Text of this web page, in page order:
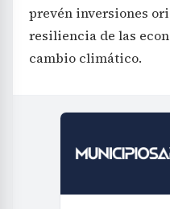
prevén inversiones
resiliencia de las
cambio climático.